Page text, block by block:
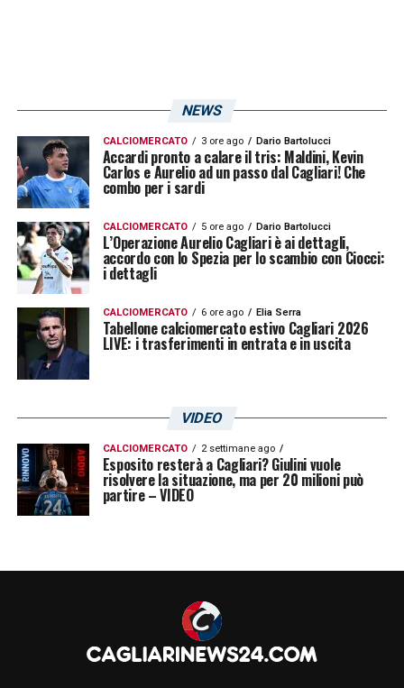
NEWS
CALCIOMERCATO 3 ore ago Dario Bartolucci
Accardi pronto a calare il tris: Maldini, Kevin
Carlos e Aurelio ad un passo dal Cagliari! Che
combo per i sardi
CALCIOMERCATO 5 ore ago Dario Bartolucci
L’Operazione Aurelio Cagliari è ai dettagli,
accordo con lo Spezia per lo scambio con Ciocci:
i dettagli
CALCIOMERCATO 6 ore ago Elia Serra
Tabellone calciomercato estivo Cagliari 2026
LIVE: i trasferimenti in entrata e in uscita
VIDEO
CALCIOMERCATO 2 settimane ago
Esposito resterà a Cagliari? Giulini vuole
risolvere la situazione, ma per 20 milioni può
partire – VIDEO